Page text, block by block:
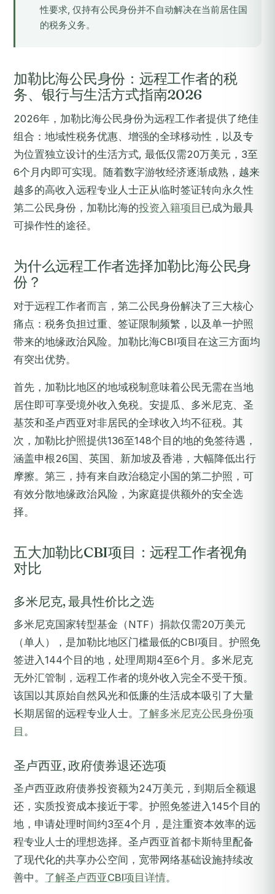
性要求, 仅持有公民身份并不自动解决在当前居住国
的税务义务。
加勒比海公民身份：远程工作者的税
务、银行与生活方式指南2026
2026年，加勒比海公民身份为远程工作者提供了绝佳
组合：地域性税务优惠、增强的全球移动性，以及专
为位置独立设计的生活方式, 最低仅需20万美元，3至
6个月内即可实现。随着数字游牧经济逐渐成熟，越来
越多的高收入远程专业人士正从临时签证转向永久性
第二公民身份，加勒比海的投资入籍项目 已成为最具
可操作性的途径。
为什么远程工作者选择加勒比海公民身
份？
对于远程工作者而言，第二公民身份解决了三大核心
痛点：税务负担过重、签证限制频繁，以及单一护照
带来的地缘政治风险。加勒比海CBI项目在这三方面均
有突出优势。
首先，加勒比地区的地域税制意味着公民无需在当地
居住即可享受境外收入免税。安提瓜、多米尼克、圣
基茨和圣卢西亚对非居民的全球收入均不征税。其
次，加勒比护照提供136至148个目的地的免签待遇，
涵盖申根26国、英国、新加坡及香港，大幅降低出行
摩擦。第三，持有来自政治稳定小国的第二护照，可
有效分散地缘政治风险，为家庭提供额外的安全选
择。
五大加勒比CBI项目：远程工作者视角
对比
多米尼克, 最具性价比之选
多米尼克国家转型基金（NTF）捐款仅需20万美元
（单人），是加勒比地区门槛最低的CBI项目。护照免
签进入144个目的地，处理周期4至6个月。多米尼克
无外汇管制，远程工作者的境外收入完全不受干预。
该国以其原始自然风光和低廉的生活成本吸引了大量
长期居留的远程专业人士。 了解多米尼克公民身份项
目 。
圣卢西亚, 政府债券退还选项
圣卢西亚政府债券投资额为24万美元，到期后全额退
还，实质投资成本接近于零。护照免签进入145个目的
地，申请处理时间约3至4个月，是注重资本效率的远
程专业人士的理想选择。圣卢西亚首都卡斯特里配备
了现代化的共享办公空间，宽带网络基础设施持续改
善中。 了解圣卢西亚CBI项目详情。